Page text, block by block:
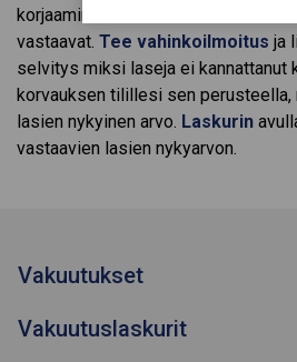
korjaaminen ei ole kannattavaa,
vastaavat. Tee vahinkoilmoitus ja
selvitys miksi laseja ei kannattanut
korvauksen tilillesi sen perusteella,
lasien nykyinen arvo. Laskurin
vastaavien lasien nykyarvon.
Vakuutukset
Vakuutuslaskurit